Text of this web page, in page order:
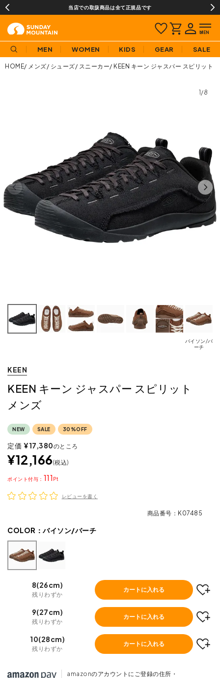
当店での取扱商品は全て正規品です
MEN WOMEN KIDS GEAR SALE
HOME メンズ シューズ スニーカー KEEN キーン ジャスパー スピリット
1/8
バイソン/バ
ーチ
KEEN
KEEN キーン ジャスパー スピリット
メンズ
NEW SALE 30%OFF
定価 ¥17,380のところ
¥12,166 税込
111
ポイント
レビューを書く
商品番号 K07485
COLOR： バイソン/バーチ
8(26cm)
残りわずか
カートに入れる
9(27cm)
残りわずか
カートに入れる
10(28cm)
残りわずか
カートに入れる
amazonのアカウントにご登録の住所・